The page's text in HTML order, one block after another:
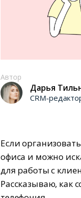
Автор
Дарья
CRM-
Если
офиса и можно
для работы с
Рассказываю, как